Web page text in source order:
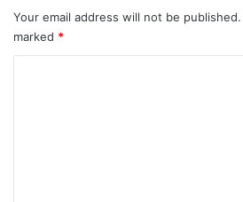
Your email address will not be published.
marked *